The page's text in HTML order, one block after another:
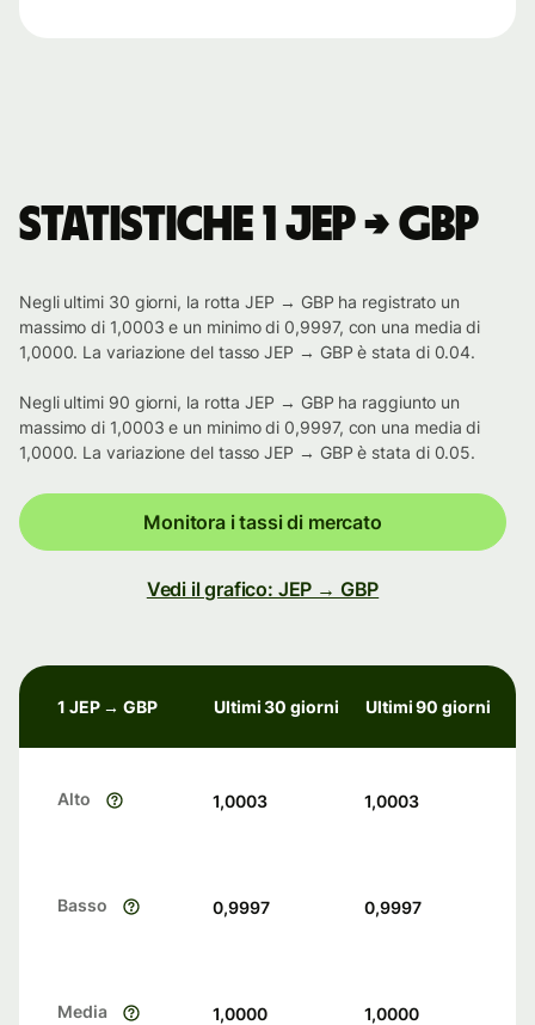
Statistiche 1 JEP → GBP
Negli ultimi 30 giorni, la rotta JEP → GBP ha registrato un
massimo di 1,0003 e un minimo di 0,9997, con una media di
1,0000. La variazione del tasso JEP → GBP è stata di 0.04.
Negli ultimi 90 giorni, la rotta JEP → GBP ha raggiunto un
massimo di 1,0003 e un minimo di 0,9997, con una media di
1,0000. La variazione del tasso JEP → GBP è stata di 0.05.
Monitora i tassi di mercato
Vedi il grafico: JEP → GBP
1 JEP → GBP Ultimi 30 giorni Ultimi 90 giorni
Alto 1,0003 1,0003
Basso 0,9997 0,9997
Media 1,0000 1,0000